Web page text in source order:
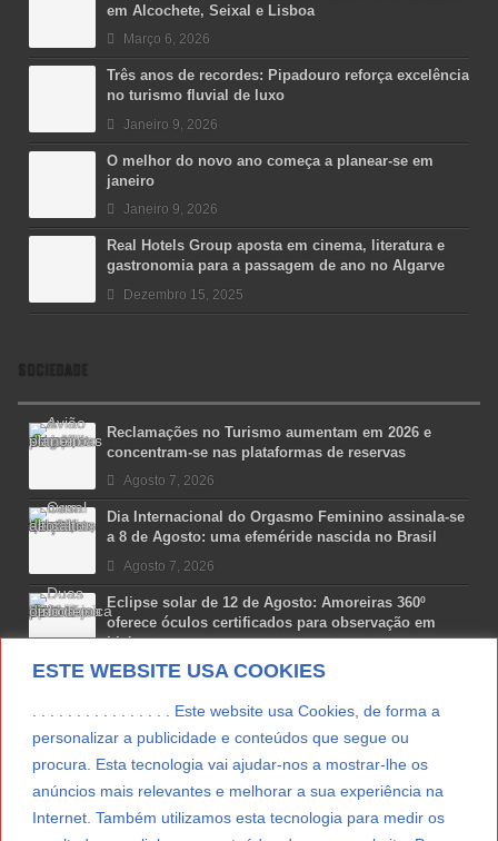
ESTE WEBSITE USA COOKIES
. . . . . . . . . . . . . . . . Este website usa Cookies, de forma a
personalizar a publicidade e conteúdos que segue ou
procura. Esta tecnologia vai ajudar-nos a mostrar-lhe os
anúncios mais relevantes e melhorar a sua experiência na
Internet. Também utilizamos esta tecnologia para medir os
em Alcochete, Seixal e Lisboa
Março 6, 2026
Três anos de recordes: Pipadouro reforça excelência
no turismo fluvial de luxo
Janeiro 9, 2026
O melhor do novo ano começa a planear-se em
janeiro
Janeiro 9, 2026
Real Hotels Group aposta em cinema, literatura e
gastronomia para a passagem de ano no Algarve
Dezembro 15, 2025
SOCIEDADE
Reclamações no Turismo aumentam em 2026 e
concentram-se nas plataformas de reservas
Agosto 7, 2026
Dia Internacional do Orgasmo Feminino assinala-se
a 8 de Agosto: uma efeméride nascida no Brasil
Agosto 7, 2026
Eclipse solar de 12 de Agosto: Amoreiras 360º
oferece óculos certificados para observação em
Lisboa
Agosto 7, 2026
Lua Afonso vence prémio internacional de liderança
Agosto 7, 2026
Preparar o carro para as férias de Verão
Agosto 5, 2026